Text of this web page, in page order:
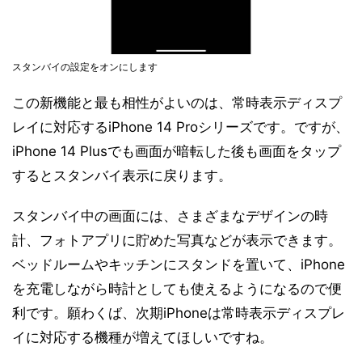
スタンバイの設定をオンにします
この新機能と最も相性がよいのは、常時表示ディスプ
レイに対応するiPhone 14 Proシリーズです。ですが、
iPhone 14 Plusでも画面が暗転した後も画面をタップ
するとスタンバイ表示に戻ります。
スタンバイ中の画面には、さまざまなデザインの時
計、フォトアプリに貯めた写真などが表示できます。
ベッドルームやキッチンにスタンドを置いて、iPhone
を充電しながら時計としても使えるようになるので便
利です。願わくば、次期iPhoneは常時表示ディスプレ
イに対応する機種が増えてほしいですね。